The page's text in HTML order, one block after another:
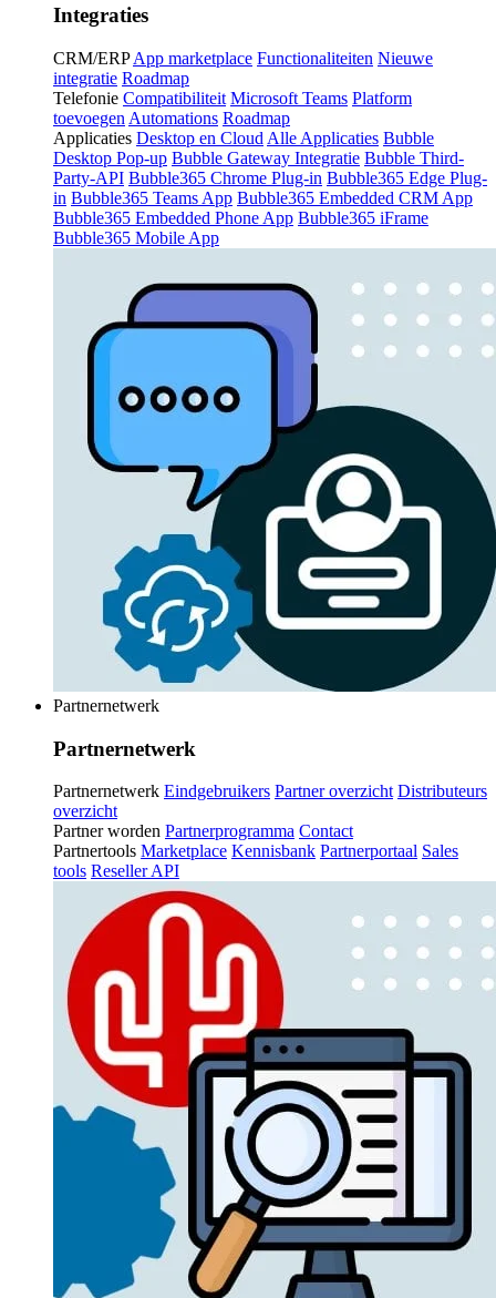
Integraties
CRM/ERP App marketplace Functionaliteiten Nieuwe
integratie Roadmap
Telefonie Compatibiliteit Microsoft Teams Platform
toevoegen Automations Roadmap
Applicaties Desktop en Cloud Alle Applicaties Bubble
Desktop Pop-up Bubble Gateway Integratie Bubble Third-
Party-API Bubble365 Chrome Plug-in Bubble365 Edge Plug-
in Bubble365 Teams App Bubble365 Embedded CRM App
Bubble365 Embedded Phone App Bubble365 iFrame
Bubble365 Mobile App
Partnernetwerk
Partnernetwerk
Partnernetwerk Eindgebruikers Partner overzicht Distributeurs
overzicht
Partner worden Partnerprogramma Contact
Partnertools Marketplace Kennisbank Partnerportaal Sales
tools Reseller API